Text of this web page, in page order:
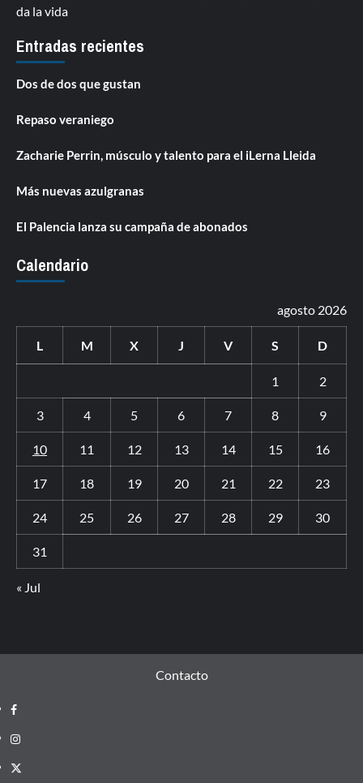
da la vida
Entradas recientes
Dos de dos que gustan
Repaso veraniego
Zacharie Perrin, músculo y talento para el iLerna Lleida
Más nuevas azulgranas
El Palencia lanza su campaña de abonados
Calendario
agosto 2026
L M X J V S D
1 2
3 4 5 6 7 8 9
10 11 12 13 14 15 16
17 18 19 20 21 22 23
24 25 26 27 28 29 30
31
« Jul
Contacto